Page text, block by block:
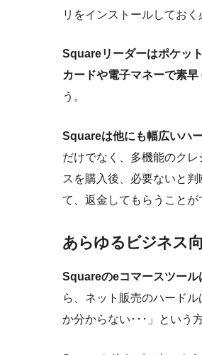
リをインストールしておく
Squareリーダーはポケッ
カードや電子マネーで素早
う。
Squareは他にも幅広いハ
だけでなく、多機能のク
スを購入後、必要ないと
て、返金してもらうことが
あらゆるビジネス
Squareのeコマースツール
ら、ネット販売のハード
か分からない･･･」という